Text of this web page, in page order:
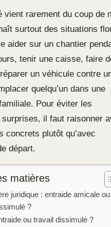
vient rarement du coup de
surtout des situations
aider sur un chantier
tenir une caisse, faire
un véhicule contre
quelqu’un dans une
Pour éviter les
il faut raisonner
concrets plutôt qu’avec
départ.
matières
juridique : entraide amicale ou
?
ou travail dissimulé ?